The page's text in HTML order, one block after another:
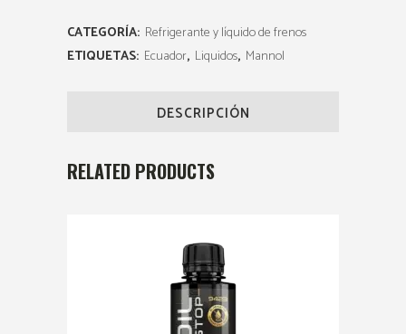
CATEGORÍA: Refrigerante y líquido de frenos
ETIQUETAS: Ecuador, Liquidos, Mannol
DESCRIPCIÓN
RELATED PRODUCTS